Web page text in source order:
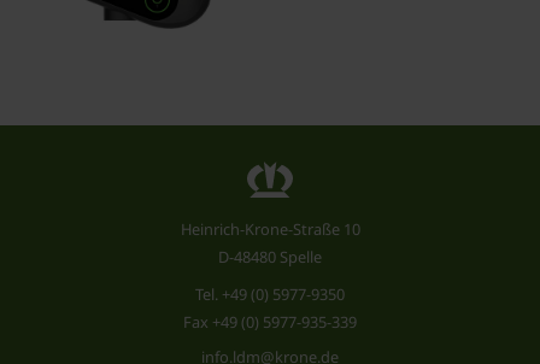
Heinrich-Krone-Straße 10
D-48480 Spelle
Tel. +49 (0) 5977-9350
Fax +49 (0) 5977-935-339
info.ldm@krone.de